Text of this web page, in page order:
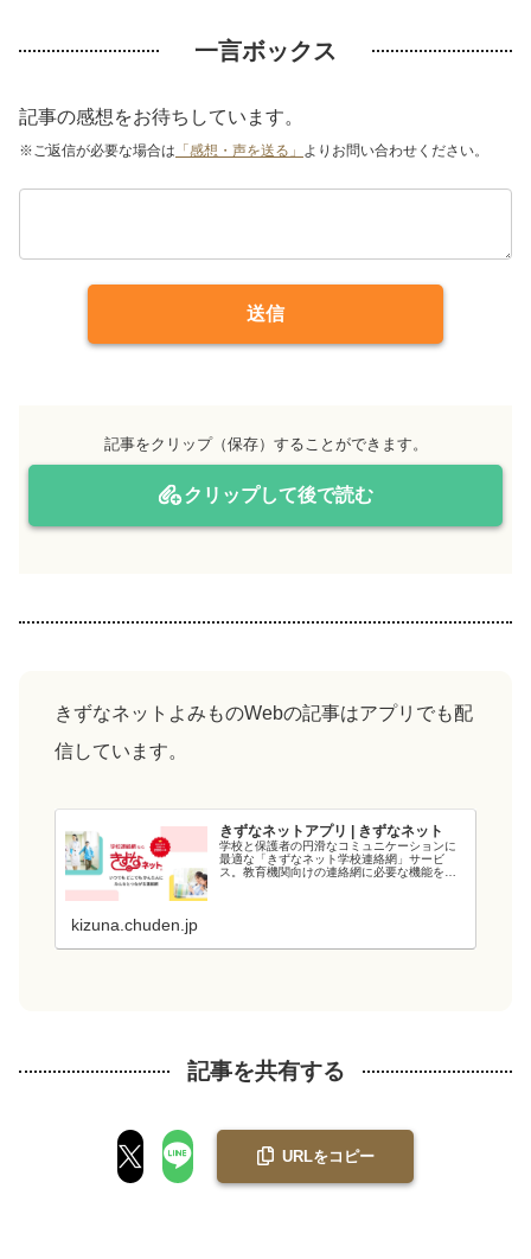
一言ボックス
記事の感想をお待ちしています。
※ご返信が必要な場合は 「感想・声を送る」 よりお問い合わせください。
送信
記事をクリップ（保存）することができます。
クリップして後で読む
きずなネットよみものWebの記事はアプリでも配
信しています。
きずなネットアプリ | きずなネット
学校と保護者の円滑なコミュニケーションに
最適な「きずなネット学校連絡網」サービ
ス。教育機関向けの連絡網に必要な機能を備
kizuna.chuden.jp
記事を共有する
URLをコピー